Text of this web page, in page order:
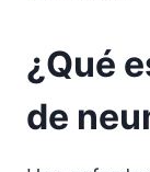
¿Qué
de